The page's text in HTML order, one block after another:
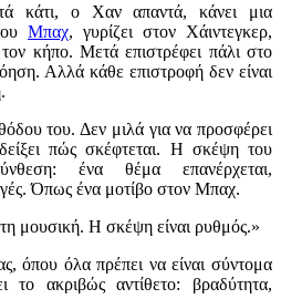
κάτι, ο Χαν απαντά, κάνει μια
Μπαχ, γυρίζει στον Χάιντεγκερ,
κήπο. Μετά επιστρέφει πάλι στο
Αλλά κάθε επιστροφή δεν είναι
του. Δεν μιλά για να προσφέρει
πώς σκέφτεται. Η σκέψη του
ένα θέμα επανέρχεται,
Όπως ένα μοτίβο στον Μπαχ.
μουσική. Η σκέψη είναι ρυθμός.»
όπου όλα πρέπει να είναι σύντομα
ακριβώς αντίθετο: βραδύτητα,